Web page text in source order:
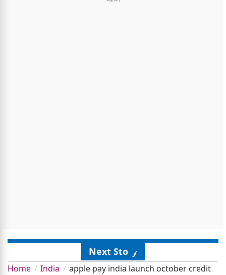
Next Story
Home India
apple pay india launch october credit